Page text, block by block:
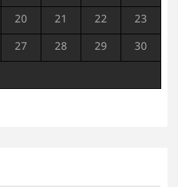
20 21 22 23
27 28 29 30